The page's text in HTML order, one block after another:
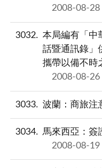
2008-08-28
3032
本局編有「中
話暨通訊錄」
攜帶以備不時
2008-08-26
3033 波蘭：商旅注
3034
馬來西亞：簽
2008-08-19